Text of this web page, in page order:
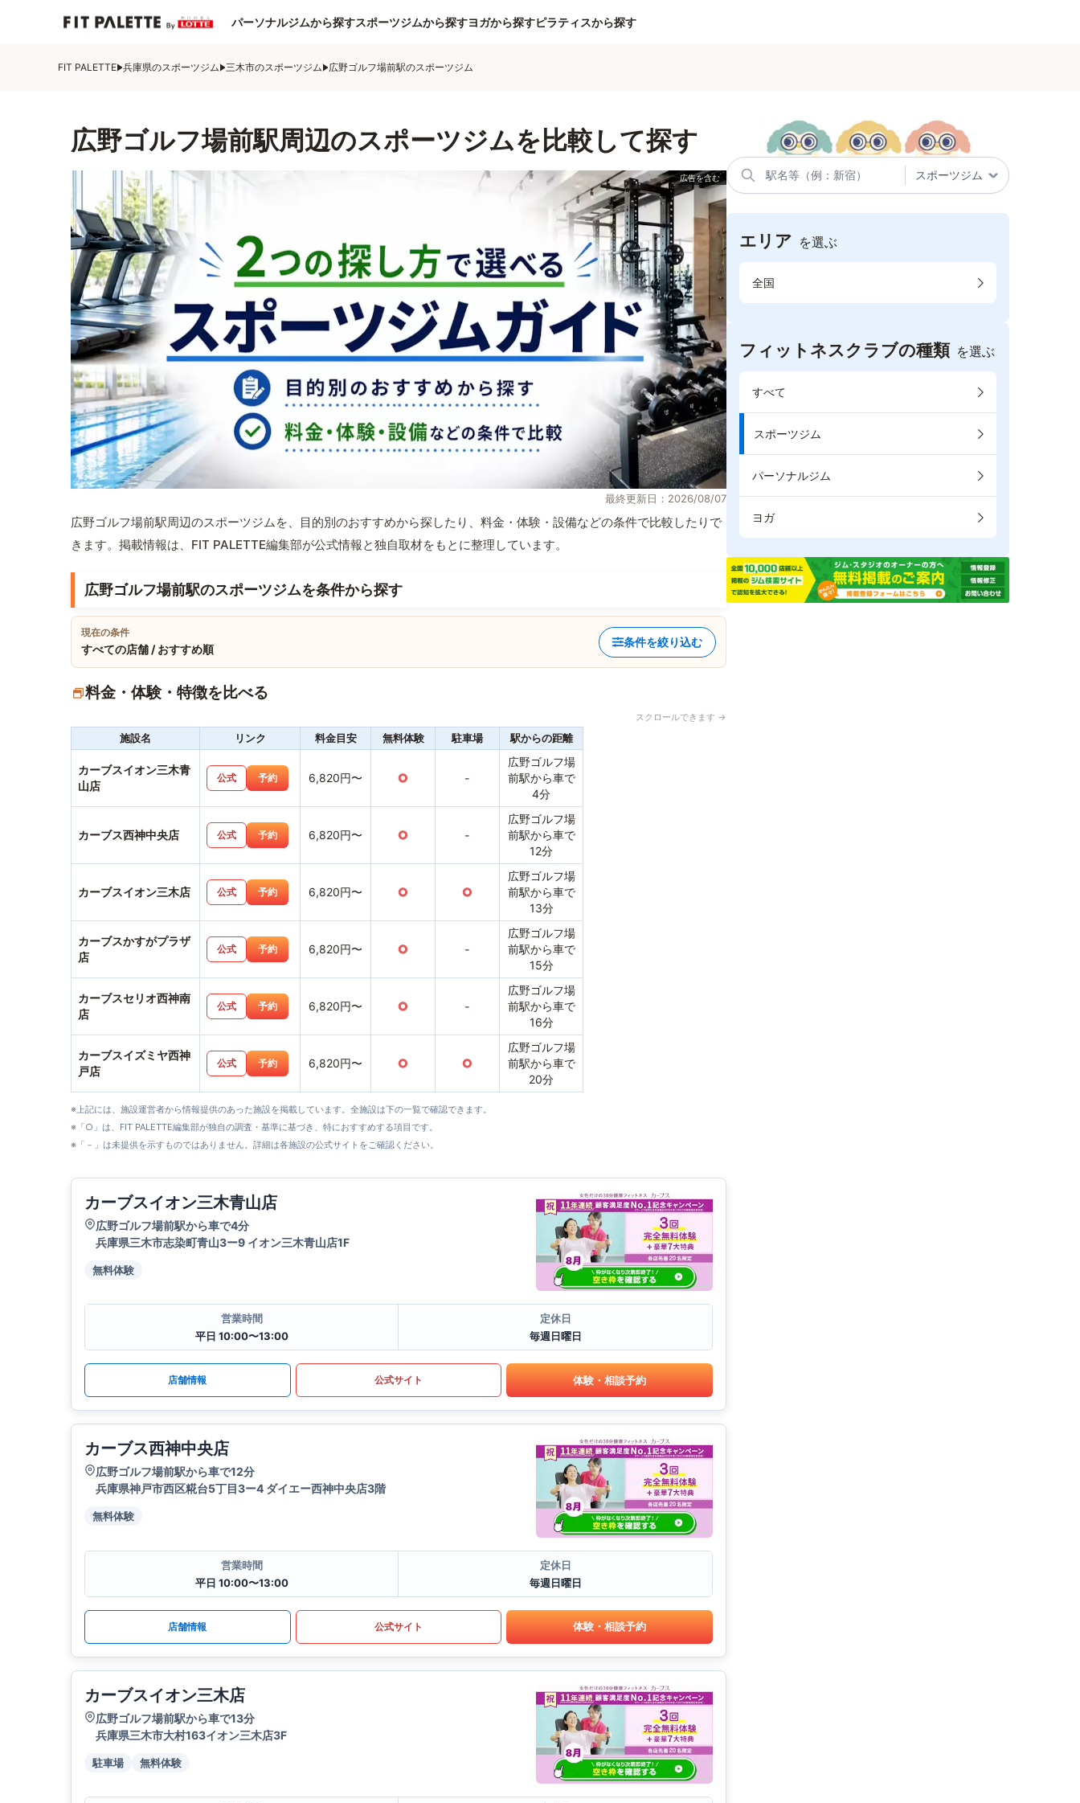
パーソナルジムから探すスポーツジムから探すヨガから探すピラティスから探す
FIT PALETTE 兵庫県のスポーツジム 三木市のスポーツジム 広野ゴルフ場前駅のスポーツジム
広野ゴルフ場前駅周辺のスポーツジムを比較して探す
最終更新日：2026/08/07
広野ゴルフ場前駅周辺のスポーツジムを、目的別のおすすめから探したり、料金・体験・設備などの条件で比較したりで
きます。掲載情報は、FIT PALETTE編集部が公式情報と独自取材をもとに整理しています。
広野ゴルフ場前駅のスポーツジムを条件から探す
現在の条件
すべての店舗 / おすすめ順
条件を絞り込む
料金・体験・特徴を比べる
スクロールできます →
施設名 リンク 料金目安 無料体験 駐車場 駅からの距離
カーブスイオン三木青
山店
公式 予約 6,820円〜 ○ -
広野ゴルフ場
前駅から車で
4分
カーブス西神中央店 公式 予約 6,820円〜 ○ -
広野ゴルフ場
前駅から車で
12分
カーブスイオン三木店 公式 予約 6,820円〜 ○ ○
広野ゴルフ場
前駅から車で
13分
カーブスかすがプラザ
店
公式 予約 6,820円〜 ○ -
広野ゴルフ場
前駅から車で
15分
カーブスセリオ西神南
店
公式 予約 6,820円〜 ○ -
広野ゴルフ場
前駅から車で
16分
カーブスイズミヤ西神
戸店
公式 予約 6,820円〜 ○ ○
広野ゴルフ場
前駅から車で
20分
※上記には、施設運営者から情報提供のあった施設を掲載しています。全施設は下の一覧で確認できます。
※「○」は、FIT PALETTE編集部が独自の調査・基準に基づき、特におすすめする項目です。
※「－」は未提供を示すものではありません。詳細は各施設の公式サイトをご確認ください。
カーブスイオン三木青山店
広野ゴルフ場前駅から車で4分
兵庫県三木市志染町青山3ー9 イオン三木青山店1F
無料体験
営業時間
平日 10:00〜13:00
定休日
毎週日曜日
店舗情報 公式サイト 体験・相談予約
カーブス西神中央店
広野ゴルフ場前駅から車で12分
兵庫県神戸市西区糀台5丁目3ー4 ダイエー西神中央店3階
無料体験
営業時間
平日 10:00〜13:00
定休日
毎週日曜日
店舗情報 公式サイト 体験・相談予約
カーブスイオン三木店
広野ゴルフ場前駅から車で13分
兵庫県三木市大村163イオン三木店3F
駐車場 無料体験
エリア を選ぶ
全国
フィットネスクラブの種類 を選ぶ
すべて
スポーツジム
パーソナルジム
ヨガ